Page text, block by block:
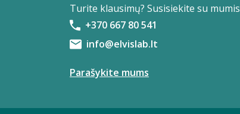
Turite klausimų? Susisiekite su mumis
+370 667 80 541
info@elvislab.lt
Parašykite mums